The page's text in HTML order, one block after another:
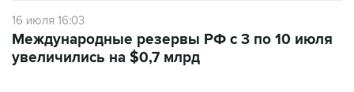
16 июля 16:03
Международные резервы РФ с 3 по 10 июля
увеличились на $0,7 млрд